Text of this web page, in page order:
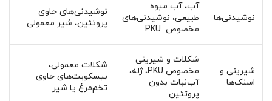
نوشیدنی‌ها
آب، آب ‌میوه
طبیعی، نوشیدنی‌های
مخصوص PKU
نوشیدنی‌های حاوی
پروتئین، شیر معمولی
شیرینی و
اسنک‌ها
شکلات و شیرینی
مخصوص PKU، ژله،
آب‌نبات بدون
پروتئین
شکلات معمولی،
بیسکویت‌های حاوی
تخم‌مرغ یا شیر